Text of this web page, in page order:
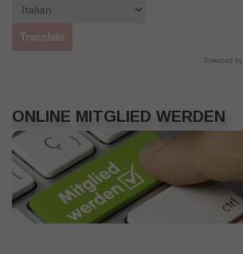
Powered by
ONLINE MITGLIED WERDEN